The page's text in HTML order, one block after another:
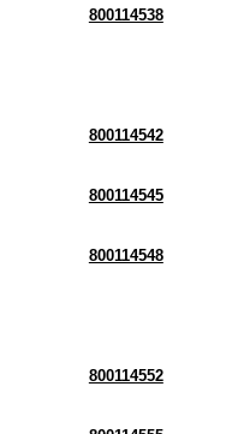
800114538
800114542
800114545
800114548
800114552